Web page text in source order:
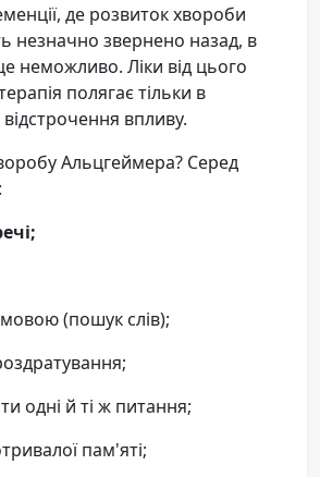
де розвиток хвороби
незначно звернено назад, в
неможливо. Ліки від цього
полягає тільки в
впливу.
Альцгеймера? Серед
(пошук слів);
одні й ті ж питання;
пам'яті;